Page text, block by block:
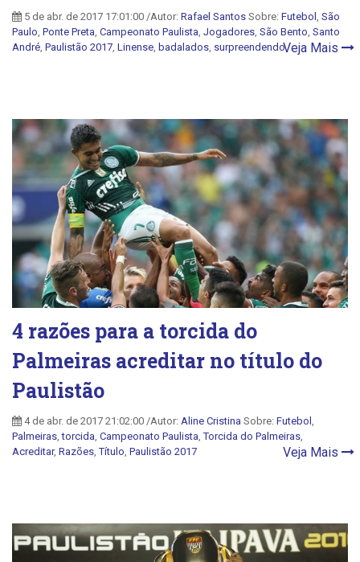
5 de abr. de 2017 17:01:00 /Autor: Rafael Santos Sobre: Futebol São
Paulo Ponte Preta Campeonato Paulista Jogadores São Bento Santo
André Paulistão 2017 Linense badalados surpreendendoVeja Mais
4 razões para a torcida do
Palmeiras acreditar no título do
Paulistão
4 de abr. de 2017 21:02:00 /Autor: Aline Cristina Sobre: Futebol
Palmeiras ,torcida Campeonato Paulista ,Torcida do Palmeiras
Acreditar, Razões ,Título Paulistão 2017 Veja Mais